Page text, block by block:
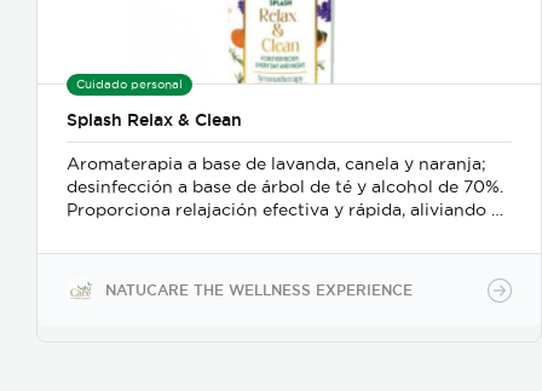
Cuidado personal
Splash Relax & Clean
Aromaterapia a base de lavanda, canela y naranja;
desinfección a base de árbol de té y alcohol de 70%.
Proporciona relajación efectiva y rápida, aliviando el
desinfectante para manos o superficies.
NATUCARE THE WELLNESS EXPERIENCE